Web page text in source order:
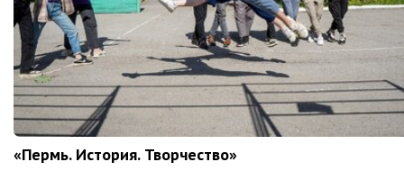
«Пермь. История. Творчество»